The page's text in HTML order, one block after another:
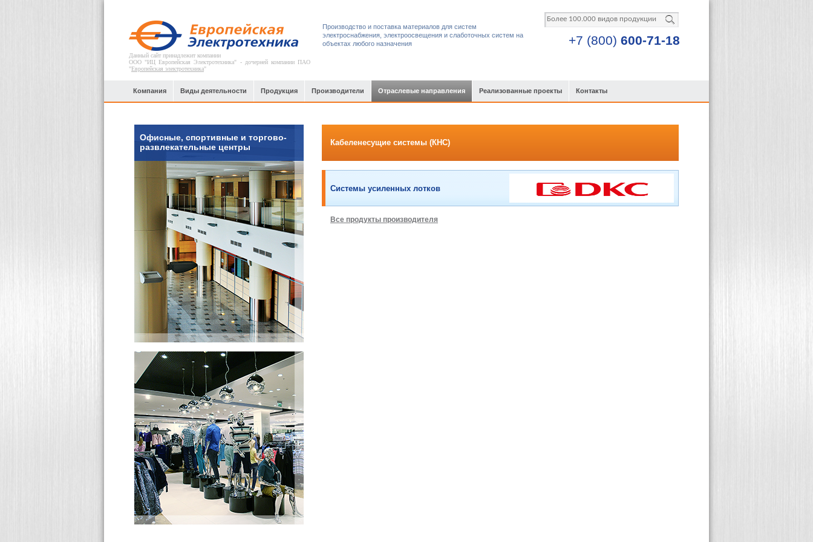
Данный сайт принадлежит компании
ООО "ИЦ Европейская Электротехника" - дочерней компании ПАО
"Европейская электротехника"
+7 (800) 600-71-18
Производство и поставка материалов для систем
электроснабжения, электроосвещения и слаботочных систем на
объектах любого назначения
Компания Виды деятельности Продукция Производители Отраслевые направления Реализованные проекты Контакты
Офисные, спортивные и торгово-
развлекательные центры
Кабеленесущие системы (КНС)
Системы усиленных лотков
Все продукты производителя